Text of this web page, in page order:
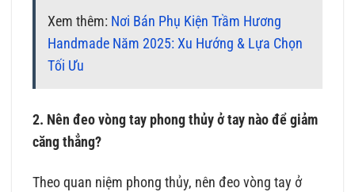
Xem thêm: Nơi Bán Phụ Kiện Trầm Hương
Handmade Năm 2025: Xu Hướng & Lựa Chọn
Tối Ưu
2. Nên đeo vòng tay phong thủy ở tay nào để giảm
căng thẳng?
Theo quan niệm phong thủy, nên đeo vòng tay ở